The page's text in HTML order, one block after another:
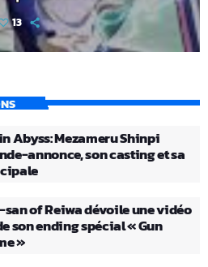
13
Abyss: Mezameru Shinpi
annonce, son casting et sa
san of Reiwa dévoile une vidéo
son ending spécial « Gun
»